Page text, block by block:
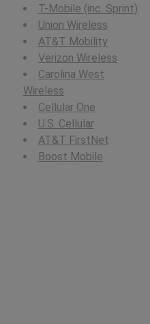
T-Mobile (inc. Sprint)
Union Wireless
AT&T Mobility
Verizon Wireless
Carolina West
Wireless
Cellular One
U.S. Cellular
AT&T FirstNet
Boost Mobile